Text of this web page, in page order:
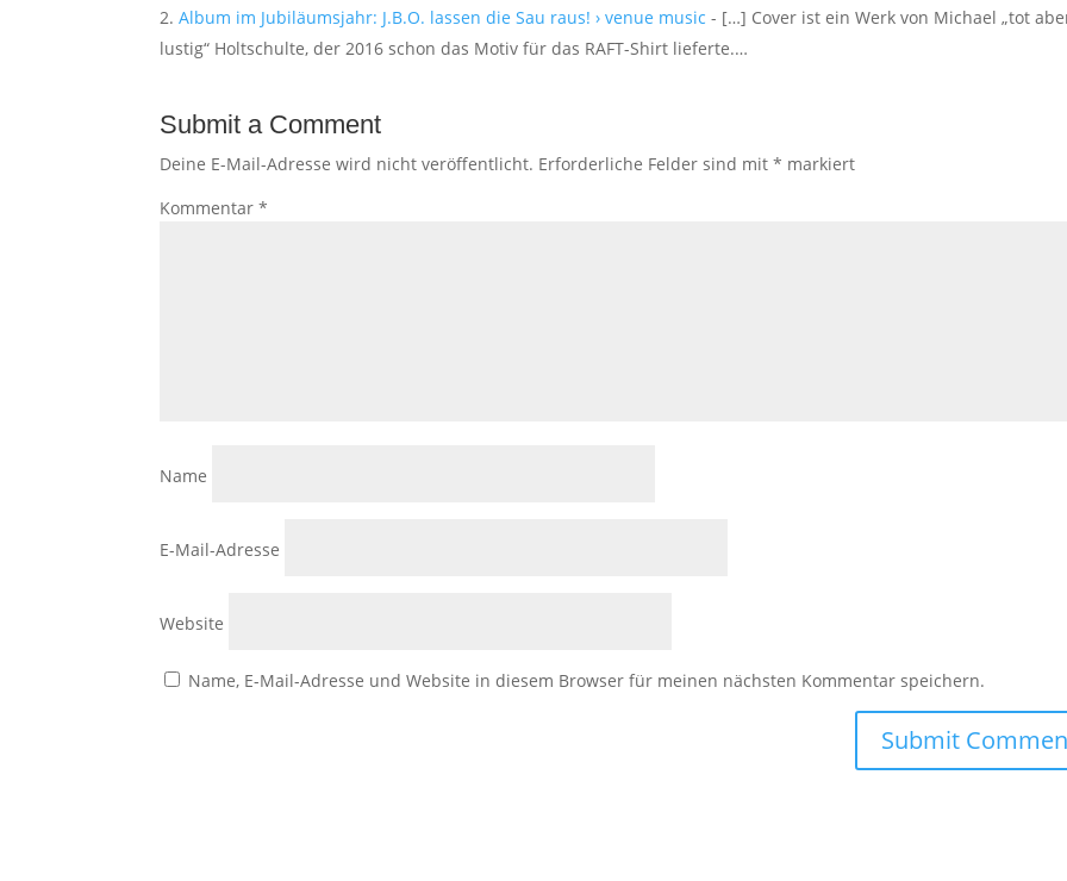
Album im Jubiläumsjahr: J.B.O. lassen die Sau raus! › venue music - […] Cover ist ein Werk von Michael „tot
lustig“ Holtschulte, der 2016 schon das Motiv für das RAFT-Shirt lieferte.…
Submit a Comment
Deine E-Mail-Adresse wird nicht veröffentlicht. Erforderliche Felder sind mit* markiert
Kommentar*
Name
E-Mail-Adresse
Website
Name, E-Mail-Adresse und Website in diesem Browser für meinen nächsten Kommentar speichern.